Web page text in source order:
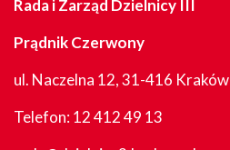
Rada i Zarząd Dzielnicy III
Prądnik Czerwony
ul. Naczelna 12, 31-416 Kraków
Telefon:12 412 49 13